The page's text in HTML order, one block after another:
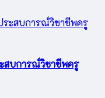
สบการณ์วิชาชีพครู